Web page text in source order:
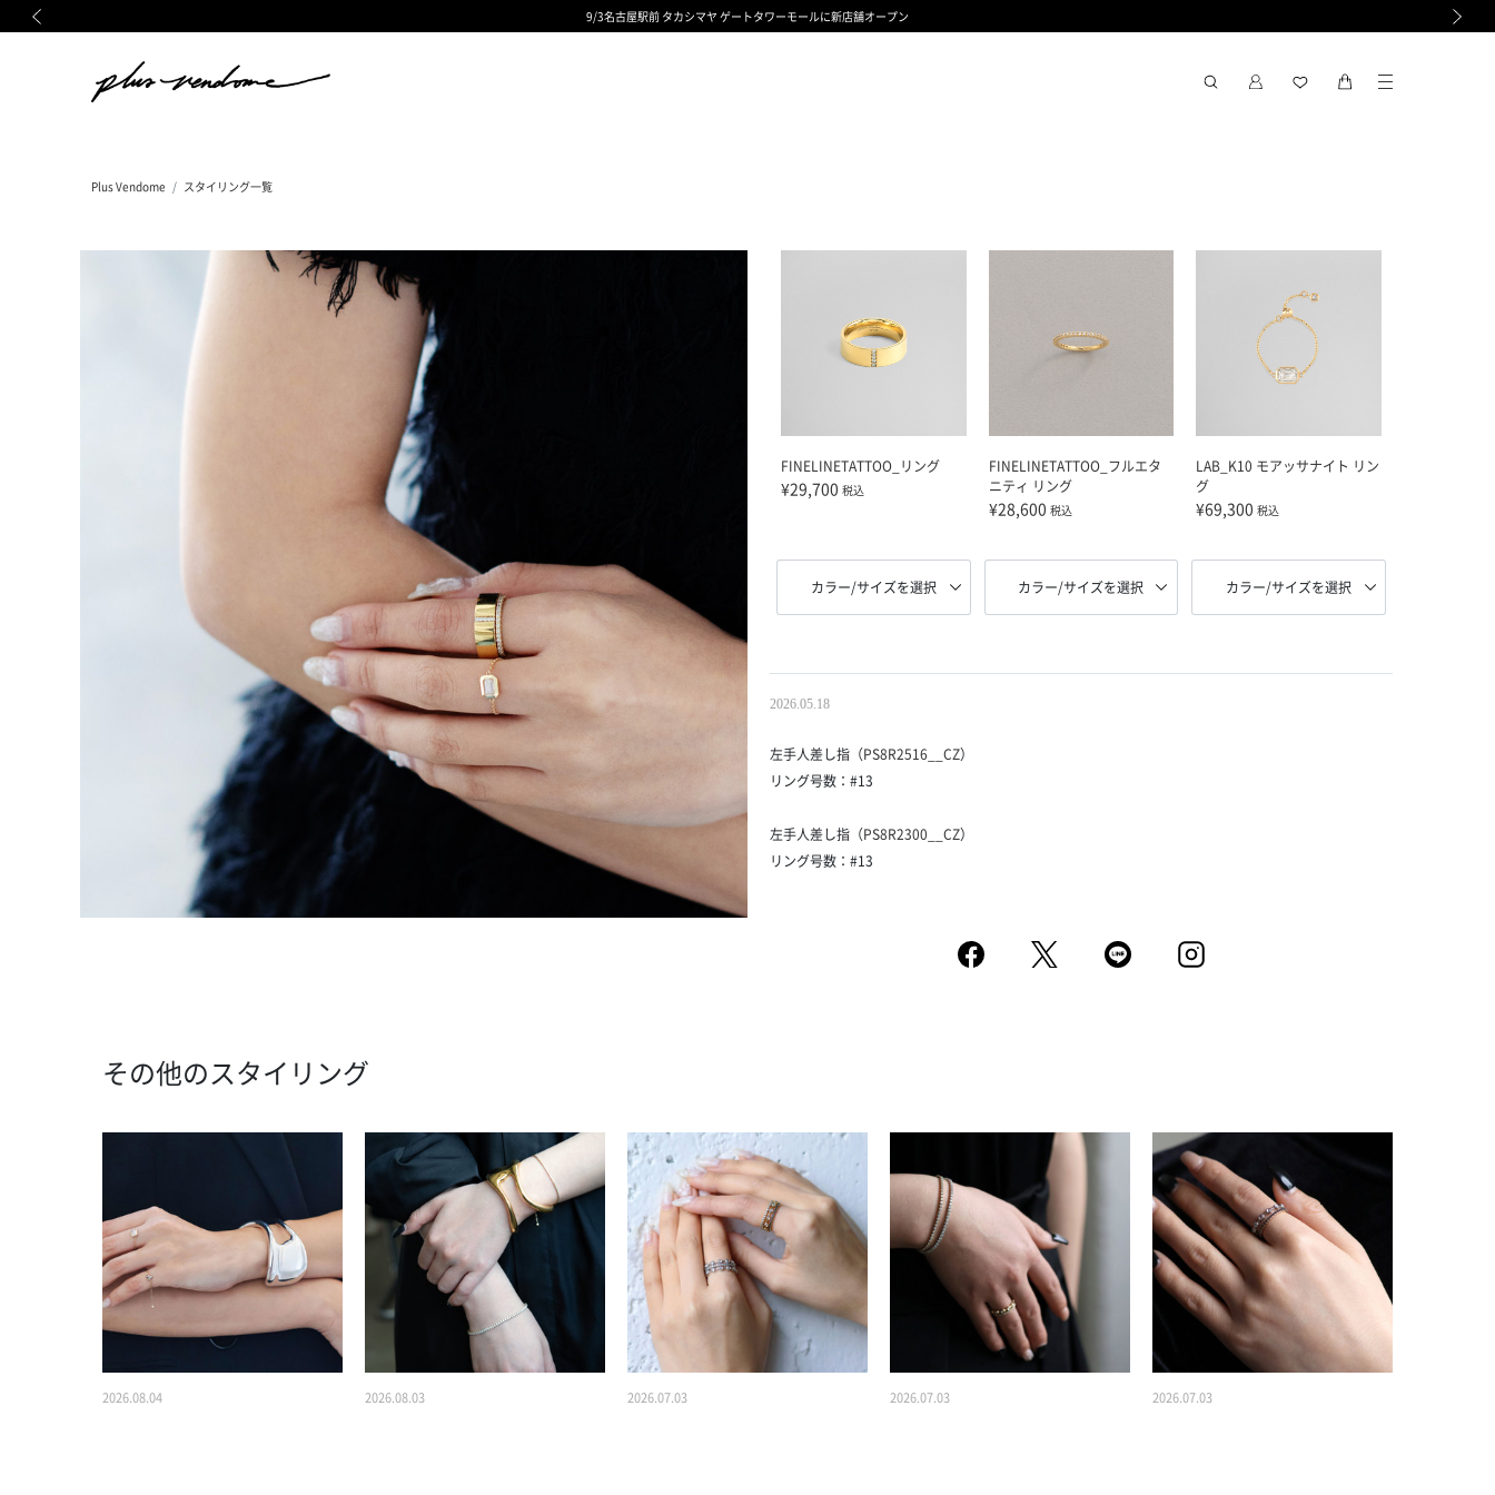
ギフトサービス 一部リニューアルと価格変更のお知らせ
令和8年熊本地震の影響による荷物のお届けについて
9/3名古屋駅前 タカシマヤ ゲートタワーモールに新店舗オープン
8/6渋谷ヒカリエ内ShinQs店 待望のリアル店舗オープン
ギフトサービス 一部リニューアルと価格変更のお知らせ
令和8年熊本地震の影響による荷物のお届けについて
Plus Vendome スタイリング一覧
FINELINETATTOO_リング
¥29,700 税込
カラー/サイズを選択
FINELINETATTOO_フルエタ
ニティ リング
¥28,600 税込
カラー/サイズを選択
LAB_K10 モアッサナイト リン
グ
¥69,300税込
カラー/サイズを選択
2026.05.18
左手人差し指（PS8R2516__CZ）
リング号数：#13
左手人差し指（PS8R2300__CZ）
リング号数：#13
その他のスタイリング
2026.08.04 2026.08.03 2026.07.03 2026.07.03 2026.07.03